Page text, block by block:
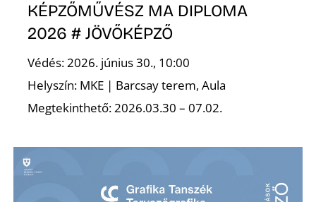
KÉPZŐMŰVÉSZ MA DIPLOMA
2026 # JÖVŐKÉPZŐ
Védés: 2026. június 30., 10:00
Helyszín: MKE | Barcsay terem, Aula
Megtekinthető: 2026.03.30 – 07.02.